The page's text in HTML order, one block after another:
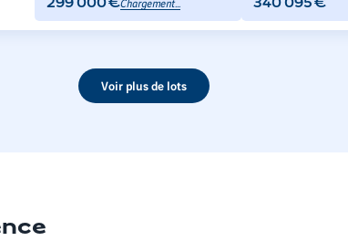
299 000 € 340 095 €
Voir plus de lots